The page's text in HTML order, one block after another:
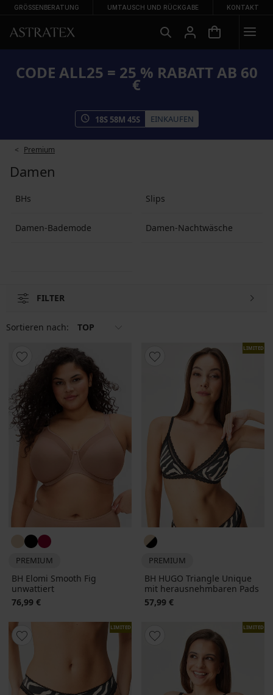
GRÖSSENBERATUNG UMTAUSCH UND RÜCKGABE KONTAKT
CODE ALL25 = 25 % RABATT AB 60
€
18S 58M 45S EINKAUFEN
Premium
Damen
BHs Slips
Damen-Bademode Damen-Nachtwäsche
FILTER
Sortieren nach: TOP
PREMIUM
BH Elomi Smooth Fig
unwattiert
76,99 €
LIMITED
PREMIUM
BH HUGO Triangle Unique
mit herausnehmbaren Pads
57,99 €
LIMITED LIMITED